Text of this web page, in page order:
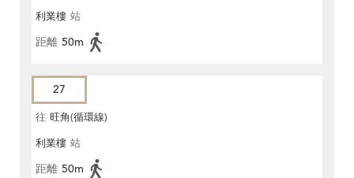
利業樓 站
距離 50m
27
往 旺角(循環線)
利業樓 站
距離 50m